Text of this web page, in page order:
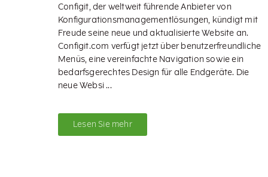
Configit, der weltweit führende Anbieter von
Konfigurationsmanagementlösungen, kündigt mit
Freude seine neue und aktualisierte Website an.
Configit.com verfügt jetzt über benutzerfreundliche
Menüs, eine vereinfachte Navigation sowie ein
bedarfsgerechtes Design für alle Endgeräte. Die
neue Websi ...
Lesen Sie mehr